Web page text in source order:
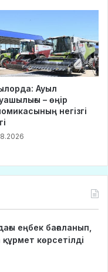
Ауыл
– өңір
негізгі
еңбек бағаланып,
көрсетілді